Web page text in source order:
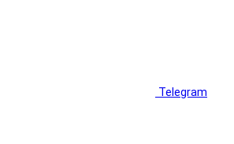
Telegram